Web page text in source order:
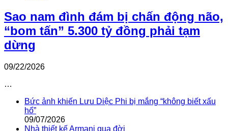
Sao nam đình đám bị chấn động não,
“bom tấn” 5.300 tỷ đồng phải tạm
dừng
09/22/2026
…
Bức ảnh khiến Lưu Diệc Phi bị mắng “không biết xấu
hổ”
09/07/2026
Nhà thiết kế Armani qua đời